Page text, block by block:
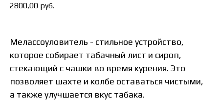
2800,00 руб.
Мелассоуловитель - стильное устройство,
которое собирает табачный лист и сироп,
стекающий с чашки во время курения. Это
позволяет шахте и колбе оставаться чистыми,
а также улучшается вкус табака.